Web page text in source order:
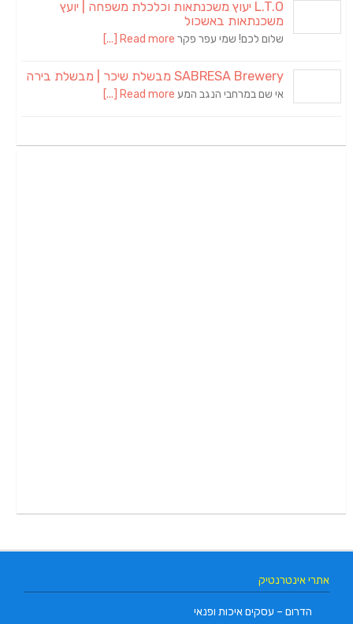
L.T.O יעוץ משכנתאות וכלכלת משפחה | יועץ
משכנתאות באשכול
שלום לכם! שמי עפר פקר Read more [...]
SABRESA Brewery מבשלת שיכר | מבשלת בירה
אי שם במרחבי הנגב המע Read more [...]
אתרי אינטרנטיק
הדרום – עסקים איכות ופנאי